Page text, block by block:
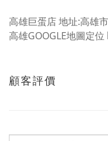
高雄巨蛋店 地址:高雄
高雄GOOGLE地圖定
顧客評價